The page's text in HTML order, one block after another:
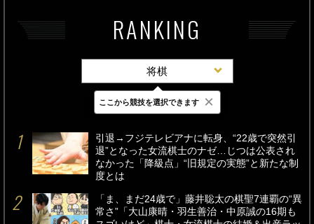
RANKING
将棋
最新 24時間 週間
引退→フジテレビアナに転身、“22歳で突然引
退”となった女流棋士のナゼ…じつは公表され
なかった「降級点」“旧規定の実態”と新たな制
度とは
「ま、まだ24歳で」藤井聡太の棋聖7連覇の“異
常さ”「大山康晴・羽生善治・中原誠の16期も
ここから競技を選択できます ×